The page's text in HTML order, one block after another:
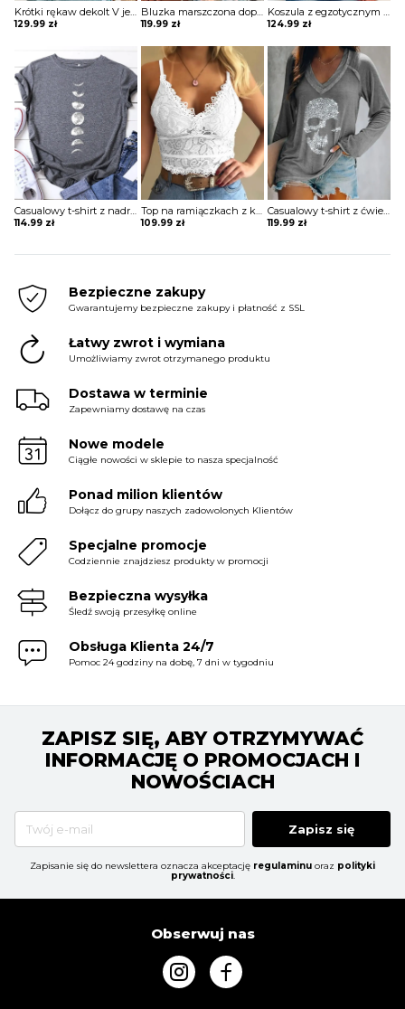
Krótki rękaw dekolt V jednolita koronka wzór koszulka tshirt luźna top bluzka Irene
129.99 zł
Bluzka marszczona dopasowana obcisła na piersi długie bufiaste rękawy kwadratowy głęboki dekolt bez ramion Varvara
119.99 zł
Koszula z egzotycznym nadrukiem i dekoltem w kształcie litery „lantern” bluzka Wibecke
124.99 zł
Casualowy t-shirt z nadrukiem księżyca Nam
114.99 zł
Top na ramiączkach z koronki gipiurowej bluzka Loekie
109.99 zł
Casualowy t-shirt z ćwiekami długim rękawem Etheline
119.99 zł
Bezpieczne zakupy
Gwarantujemy bezpieczne zakupy i płatność z SSL
Łatwy zwrot i wymiana
Umożliwiamy zwrot otrzymanego produktu
Dostawa w terminie
Zapewniamy dostawę na czas
Nowe modele
Ciągłe nowości w sklepie to nasza specjalność
Ponad milion klientów
Dołącz do grupy naszych zadowolonych Klientów
Specjalne promocje
Codziennie znajdziesz produkty w promocji
Bezpieczna wysyłka
Śledź swoją przesyłkę online
Obsługa Klienta 24/7
Pomoc 24 godziny na dobę, 7 dni w tygodniu
ZAPISZ SIĘ, ABY OTRZYMYWAĆ
INFORMACJĘ O PROMOCJACH I
NOWOŚCIACH
Zapisz się
Zapisanie się do newslettera oznacza akceptację regulaminu oraz polityki
prywatności.
Obserwuj nas